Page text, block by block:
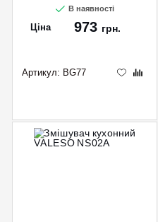
В наявності
Ціна 973 грн.
Артикул: BG77